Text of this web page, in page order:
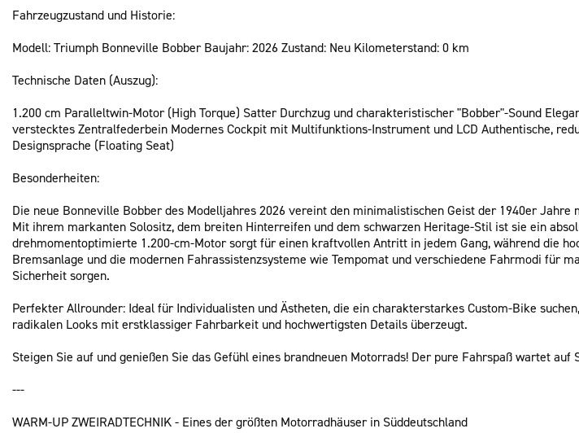
Fahrzeugzustand und Historie:
Modell: Triumph Bonneville Bobber Baujahr: 2026 Zustand: Neu Kilometerstand: 0 km
Technische Daten (Auszug):
1.200 cm Paralleltwin-Motor (High Torque) Satter Durchzug und charakteristischer "Bobber"-Sound
verstecktes Zentralfederbein Modernes Cockpit mit Multifunktions-Instrument und LCD Authentische,
Designsprache (Floating Seat)
Besonderheiten:
Die neue Bonneville Bobber des Modelljahres 2026 vereint den minimalistischen Geist der 1940er Jahre
Mit ihrem markanten Solositz, dem breiten Hinterreifen und dem schwarzen Heritage-Stil ist sie ein
drehmomentoptimierte 1.200-cm-Motor sorgt für einen kraftvollen Antritt in jedem Gang, während die
Bremsanlage und die modernen Fahrassistenzsysteme wie Tempomat und verschiedene Fahrmodi für
Sicherheit sorgen.
Perfekter Allrounder: Ideal für Individualisten und Ästheten, die ein charakterstarkes Custom-Bike
radikalen Looks mit erstklassiger Fahrbarkeit und hochwertigsten Details überzeugt.
Steigen Sie auf und genießen Sie das Gefühl eines brandneuen Motorrads! Der pure Fahrspaß wartet auf
---
WARM-UP ZWEIRADTECHNIK - Eines der größten Motorradhäuser in Süddeutschland